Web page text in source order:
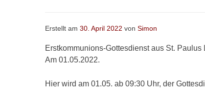
Erstellt am 30. April 2022 von Simon
Erstkommunions-Gottesdienst aus St. Paulus
Am 01.05.2022.
Hier wird am 01.05. ab 09:30 Uhr, der